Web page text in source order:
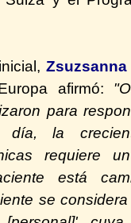
afirmó:
para
la
requiere
está
se